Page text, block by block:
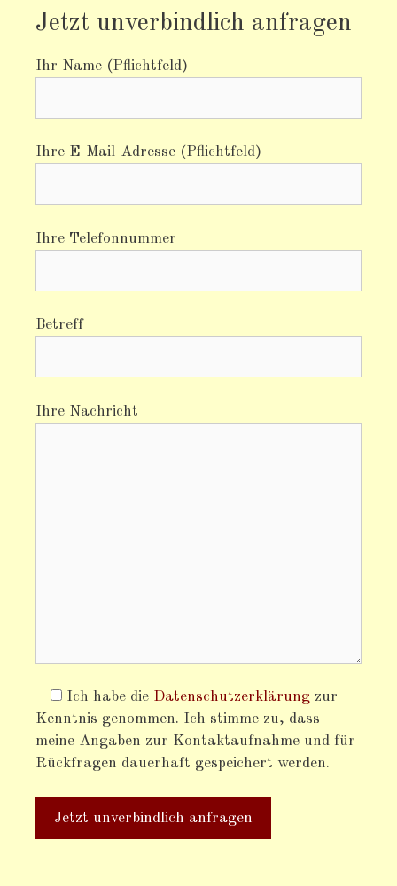
Jetzt unverbindlich anfragen
Ihr Name (Pflichtfeld)
Ihre E-Mail-Adresse (Pflichtfeld)
Ihre Telefonnummer
Betreff
Ihre Nachricht
Ich habe die Datenschutzerklärung zur
Kenntnis genommen. Ich stimme zu, dass
meine Angaben zur Kontaktaufnahme und für
Rückfragen dauerhaft gespeichert werden.